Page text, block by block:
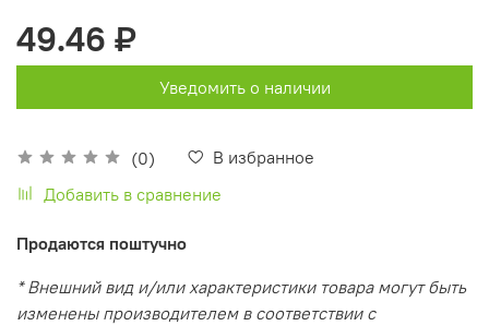
(0)
В избранное
Добавить в сравнение
49.46 ₽
Уведомить о наличии
Продаются поштучно
* Внешний вид и/или характеристики товара могут быть
изменены производителем в соответствии с